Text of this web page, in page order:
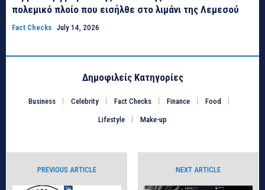
πολεμικό πλοίο που εισήλθε στο λιμάνι της Λεμεσού
Fact Checks July 14, 2026
Δημοφιλείς Κατηγορίες
Business Celebrity Fact Checks Finance Food
Lifestyle Make-up
PREVIOUS ARTICLE NEXT ARTICLE